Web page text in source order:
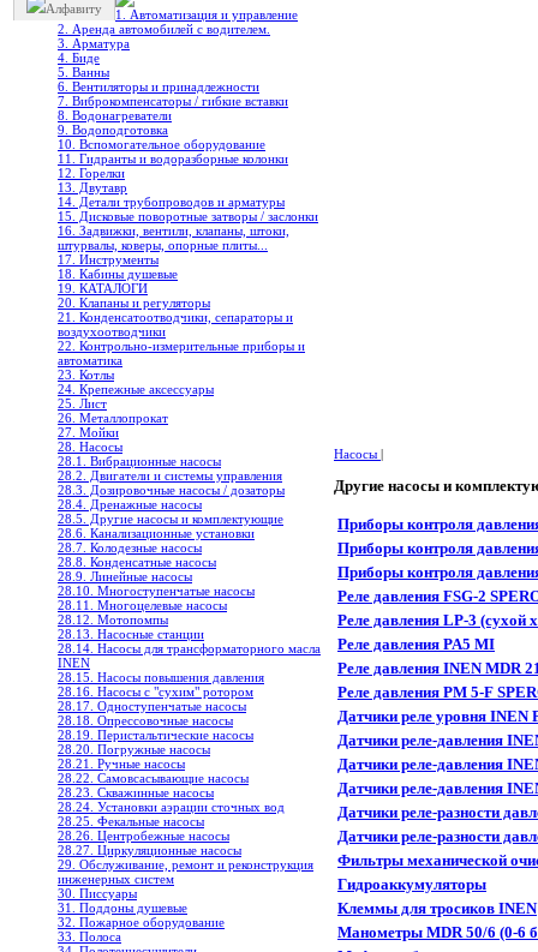
Алфавиту
1. Автоматизация и управление
2. Аренда автомобилей с водителем.
3. Арматура
4. Биде
5. Ванны
6. Вентиляторы и принадлежности
7. Виброкомпенсаторы / гибкие вставки
8. Водонагреватели
9. Водоподготовка
10. Вспомогательное оборудование
11. Гидранты и водоразборные колонки
12. Горелки
13. Двутавр
14. Детали трубопроводов и арматуры
15. Дисковые поворотные затворы / заслонки
16. Задвижки, вентили, клапаны, штоки,
штурвалы, коверы, опорные плиты...
17. Инструменты
18. Кабины душевые
19. КАТАЛОГИ
20. Клапаны и регуляторы
21. Конденсатоотводчики, сепараторы и
воздухоотводчики
22. Контрольно-измерительные приборы и
автоматика
23. Котлы
24. Крепежные аксессуары
25. Лист
26. Металлопрокат
27. Мойки
28. Насосы
28.1. Вибрационные насосы
28.2. Двигатели и системы управления
28.3. Дозировочные насосы / дозаторы
28.4. Дренажные насосы
28.5. Другие насосы и комплектующие
28.6. Канализационные установки
28.7. Колодезные насосы
28.8. Конденсатные насосы
28.9. Линейные насосы
28.10. Многоступенчатые насосы
28.11. Многоцелевые насосы
28.12. Мотопомпы
28.13. Насосные станции
28.14. Насосы для трансформаторного масла
INEN
28.15. Насосы повышения давления
28.16. Насосы с "сухим" ротором
28.17. Одноступенчатые насосы
28.18. Опрессовочные насосы
28.19. Перистальтические насосы
28.20. Погружные насосы
28.21. Ручные насосы
28.22. Самовсасывающие насосы
28.23. Скважинные насосы
28.24. Установки аэрации сточных вод
28.25. Фекальные насосы
28.26. Центробежные насосы
28.27. Циркуляционные насосы
29. Обслуживание, ремонт и реконструкция
инженерных систем
30. Писсуары
31. Поддоны душевые
32. Пожарное оборудование
33. Полоса
Насосы |
Другие насосы и
Приборы контроля
Приборы контроля
Приборы контроля
Реле давления FSG-2
Реле давления LP-3 (сухой
Реле давления PA5 MI
Реле давления INEN MDR
Реле давления PM 5-F
Датчики реле уровня INEN
Датчики реле-давления
Датчики реле-давления
Датчики реле-давления
Датчики реле-разности
Датчики реле-разности
Фильтры механической
Гидроаккумуляторы
Клеммы для тросиков INEN
Манометры MDR 50/6 (0-6